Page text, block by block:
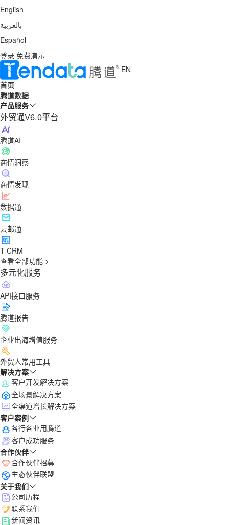
English
بالعربية
Español
登录 免费演示
EN
首页
腾道数据
产品服务
外贸通V6.0平台
腾道AI
商情洞察
商情发现
数据通
云邮通
T-CRM
查看全部功能 >
多元化服务
API接口服务
腾道报告
企业出海增值服务
外贸人常用工具
解决方案
客户开发解决方案
全场景解决方案
全渠道增长解决方案
客户案例
各行各业用腾道
客户成功服务
合作伙伴
合作伙伴招募
生态伙伴联盟
关于我们
公司历程
联系我们
新闻资讯